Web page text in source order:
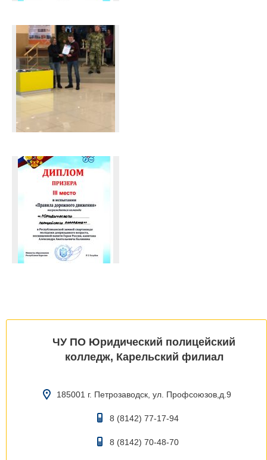
ЧУ ПО Юридический полицейский
колледж, Карельский филиал
185001 г. Петрозаводск, ул. Профсоюзов,д.9
8 (8142) 77-17-94
8 (8142) 70-48-70